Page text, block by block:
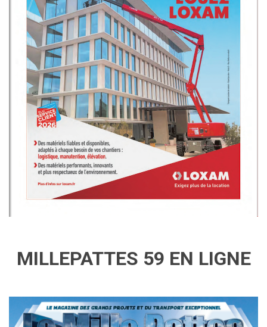
MILLEPATTES 59 EN LIGNE